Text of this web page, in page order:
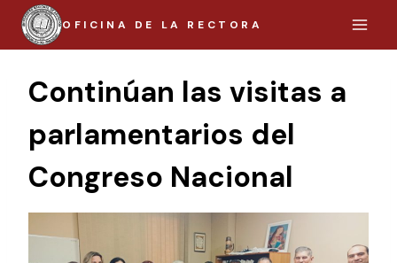
Saltar
contenido
OFICINA DE LA RECTORA
Continúan las visitas a
parlamentarios del
Congreso Nacional